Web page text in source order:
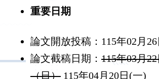
重要日期
論文開放投稿：115年02月26
論文截稿日期： 115年03月
（日）115年04月20日(一)